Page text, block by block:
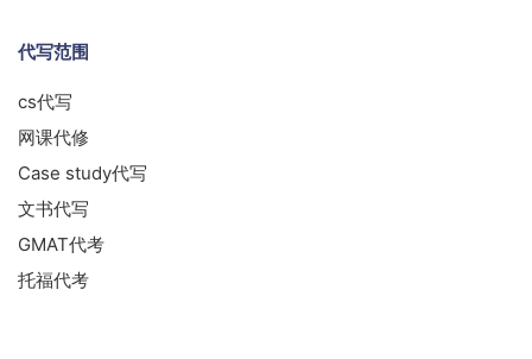
代写范围
cs代写
网课代修
Case study代写
文书代写
GMAT代考
托福代考